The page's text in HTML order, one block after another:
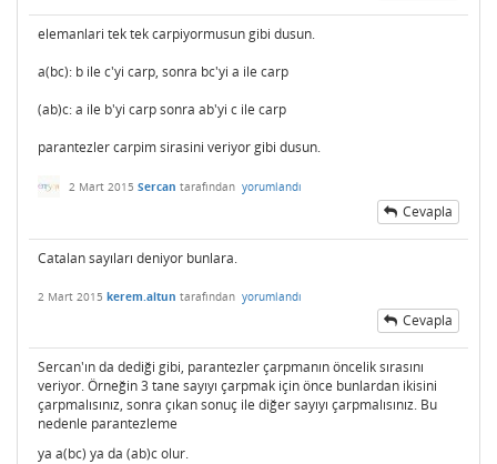
elemanlari tek tek carpiyormusun gibi dusun.
a(bc): b ile c'yi carp, sonra bc'yi a ile carp
(ab)c: a ile b'yi carp sonra ab'yi c ile carp
parantezler carpim sirasini veriyor gibi dusun.
2 Mart 2015 Sercan tarafından yorumlandı
Cevapla
Catalan sayıları deniyor bunlara.
2 Mart 2015 kerem.altun tarafından yorumlandı
Cevapla
Sercan'ın da dediği gibi, parantezler çarpmanın öncelik sırasını
veriyor. Örneğin 3 tane sayıyı çarpmak için önce bunlardan ikisini
çarpmalısınız, sonra çıkan sonuç ile diğer sayıyı çarpmalısınız. Bu
nedenle parantezleme
ya a(bc) ya da (ab)c olur.